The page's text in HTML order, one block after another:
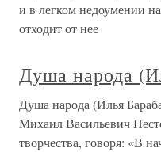
и в легком недоумении
отходит от нее
Душа народа
Душа народа (Илья
Михаил Васильевич
творчества, говоря: «В